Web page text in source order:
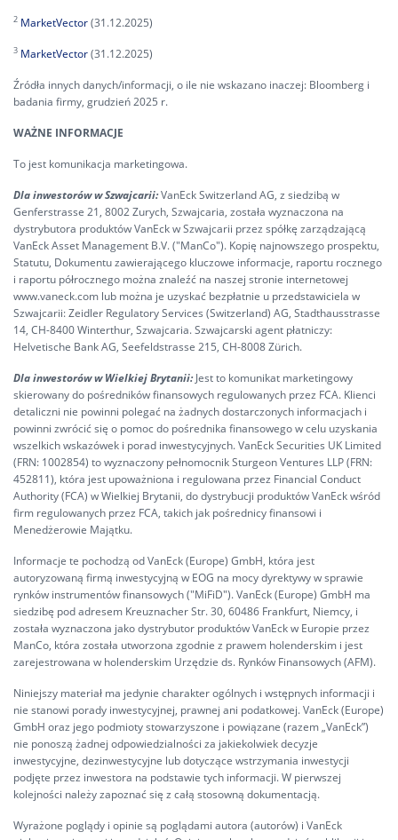
2 MarketVector(31.12.2025)
3 MarketVector(31.12.2025)
Źródła innych danych/informacji, o ile nie wskazano inaczej: Bloomberg i
badania firmy, grudzień 2025 r.
WAŻNE INFORMACJE
To jest komunikacja marketingowa.
Dla inwestorów w Szwajcarii:VanEck Switzerland AG, z siedzibą w
Genferstrasse 21, 8002 Zurych, Szwajcaria, została wyznaczona na
dystrybutora produktów VanEck w Szwajcarii przez spółkę zarządzającą
VanEck Asset Management B.V. ("ManCo"). Kopię najnowszego prospektu,
Statutu, Dokumentu zawierającego kluczowe informacje, raportu rocznego
i raportu półrocznego można znaleźć na naszej stronie internetowej
www.vaneck.com lub można je uzyskać bezpłatnie u przedstawiciela w
Szwajcarii: Zeidler Regulatory Services (Switzerland) AG, Stadthausstrasse
14, CH-8400 Winterthur, Szwajcaria. Szwajcarski agent płatniczy:
Helvetische Bank AG, Seefeldstrasse 215, CH-8008 Zürich.
Dla inwestorów w Wielkiej Brytanii:Jest to komunikat marketingowy
skierowany do pośredników finansowych regulowanych przez FCA. Klienci
detaliczni nie powinni polegać na żadnych dostarczonych informacjach i
powinni zwrócić się o pomoc do pośrednika finansowego w celu uzyskania
wszelkich wskazówek i porad inwestycyjnych. VanEck Securities UK Limited
(FRN: 1002854) to wyznaczony pełnomocnik Sturgeon Ventures LLP (FRN:
452811), która jest upoważniona i regulowana przez Financial Conduct
Authority (FCA) w Wielkiej Brytanii, do dystrybucji produktów VanEck wśród
firm regulowanych przez FCA, takich jak pośrednicy finansowi i
Menedżerowie Majątku.
Informacje te pochodzą od VanEck (Europe) GmbH, która jest
autoryzowaną firmą inwestycyjną w EOG na mocy dyrektywy w sprawie
rynków instrumentów finansowych ("MiFiD"). VanEck (Europe) GmbH ma
siedzibę pod adresem Kreuznacher Str. 30, 60486 Frankfurt, Niemcy, i
została wyznaczona jako dystrybutor produktów VanEck w Europie przez
ManCo, która została utworzona zgodnie z prawem holenderskim i jest
zarejestrowana w holenderskim Urzędzie ds. Rynków Finansowych (AFM).
Niniejszy materiał ma jedynie charakter ogólnych i wstępnych informacji i
nie stanowi porady inwestycyjnej, prawnej ani podatkowej. VanEck (Europe)
GmbH oraz jego podmioty stowarzyszone i powiązane (razem „VanEck”)
nie ponoszą żadnej odpowiedzialności za jakiekolwiek decyzje
inwestycyjne, dezinwestycyjne lub dotyczące wstrzymania inwestycji
podjęte przez inwestora na podstawie tych informacji. W pierwszej
kolejności należy zapoznać się z całą stosowną dokumentacją.
Wyrażone poglądy i opinie są poglądami autora (autorów) i VanEck